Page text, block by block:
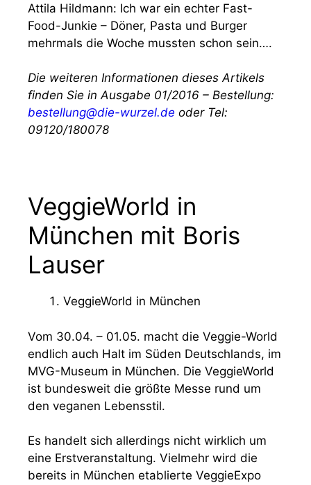
Attila Hildmann: Ich war ein echter Fast-
Food-Junkie – Döner, Pasta und Burger
mehrmals die Woche mussten schon sein….
Die weiteren Informationen dieses Artikels
finden Sie in Ausgabe 01/2016 – Bestellung:
bestellung@die-wurzel.de oder Tel:
09120/180078
VeggieWorld in
München mit Boris
Lauser
VeggieWorld in München
Vom 30.04. – 01.05. macht die Veggie-World
endlich auch Halt im Süden Deutschlands, im
MVG-Museum in München. Die VeggieWorld
ist bundesweit die größte Messe rund um
den veganen Lebensstil.
Es handelt sich allerdings nicht wirklich um
eine Erstveranstaltung. Vielmehr wird die
bereits in München etablierte VeggieExpo